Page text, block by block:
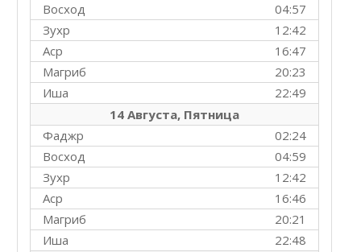
04:57
Восход
12:42
Зухр
16:47
Аср
20:23
Магриб
22:49
Иша
14 Августа, Пятница
02:24
Фаджр
04:59
Восход
12:42
Зухр
16:46
Аср
20:21
Магриб
22:48
Иша